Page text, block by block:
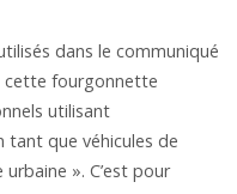
dans le communiqué
cette fourgonnette
utilisant
que véhicules de
». C’est pour